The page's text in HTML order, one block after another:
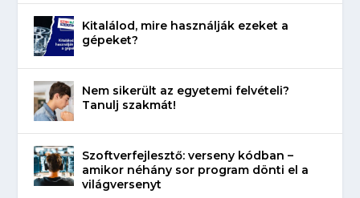
Kitalálod, mire használják ezeket a
gépeket?
Nem sikerült az egyetemi felvételi?
Tanulj szakmát!
Szoftverfejlesztő: verseny kódban –
amikor néhány sor program dönti el a
világversenyt